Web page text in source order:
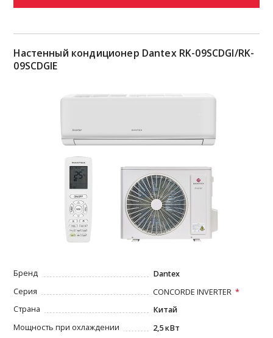
Настенный кондиционер Dantex RK-09SCDGI/RK-
09SCDGIE
Бренд
Dantex
Серия
CONCORDE INVERTER
Страна
Китай
Мощность при охлаждении
2,5 кВт